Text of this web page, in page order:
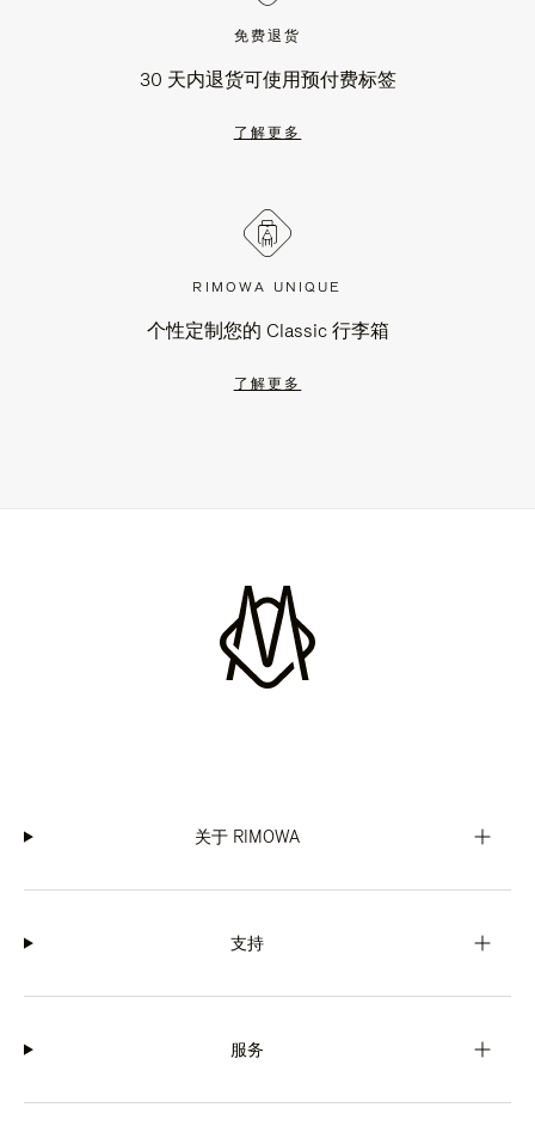
免费退货
30 天内退货可使用预付费标签
了解更多
RIMOWA UNIQUE
个性定制您的 Classic 行李箱
了解更多
关于 RIMOWA
支持
服务